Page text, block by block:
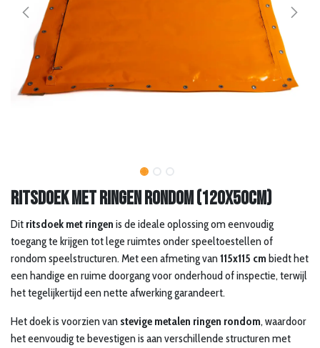
Ritsdoek met ringen rondom (120x50cm)
Dit ritsdoek met ringen is de ideale oplossing om eenvoudig
toegang te krijgen tot lege ruimtes onder speeltoestellen of
rondom speelstructuren. Met een afmeting van115x115 cm biedt het
een handige en ruime doorgang voor onderhoud of inspectie, terwijl
het tegelijkertijd een nette afwerking garandeert.
Het doek is voorzien van stevige metalen ringen rondom, waardoor
het eenvoudig te bevestigen is aan verschillende structuren met